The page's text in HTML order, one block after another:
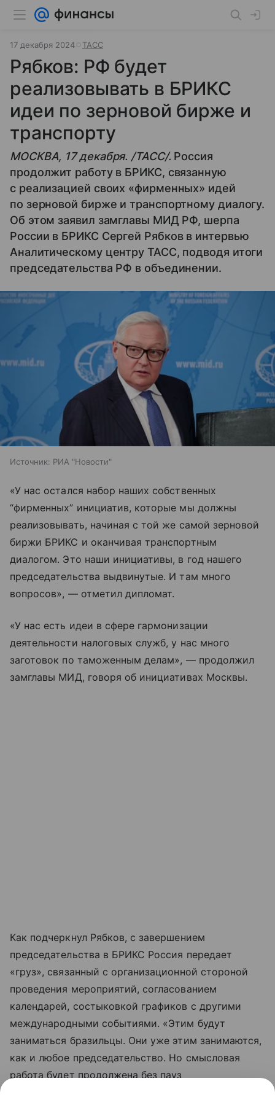
17 декабря 2024 ТАСС
Рябков: РФ будет
реализовывать в БРИКС
идеи по зерновой бирже и
транспорту
МОСКВА, 17 декабря. /ТАСС/. Россия
продолжит работу в БРИКС, связанную
с реализацией своих «фирменных» идей
по зерновой бирже и транспортному диалогу.
Об этом заявил замглавы МИД РФ, шерпа
России в БРИКС Сергей Рябков в интервью
Аналитическому центру ТАСС, подводя итоги
председательства РФ в объединении.
Источник: РИА "Новости"
«У нас остался набор наших собственных
“фирменных” инициатив, которые мы должны
реализовывать, начиная с той же самой зерновой
биржи БРИКС и оканчивая транспортным
диалогом. Это наши инициативы, в год нашего
председательства выдвинутые. И там много
вопросов», — отметил дипломат.
«У нас есть идеи в сфере гармонизации
деятельности налоговых служб, у нас много
заготовок по таможенным делам», — продолжил
замглавы МИД, говоря об инициативах Москвы.
Как подчеркнул Рябков, с завершением
председательства в БРИКС Россия передает
«груз», связанный с организационной стороной
проведения мероприятий, согласованием
календарей, состыковкой графиков с другими
международными событиями. «Этим будут
заниматься бразильцы. Они уже этим занимаются,
как и любое председательство. Но смысловая
работа будет продолжена без пауз